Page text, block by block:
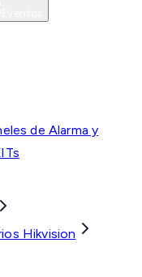
de Alarma y
Hikvision